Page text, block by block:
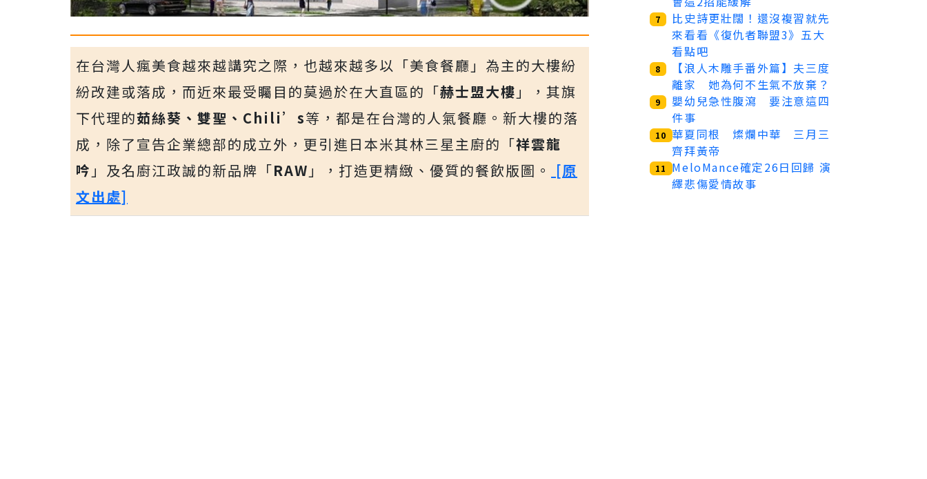
在台灣人瘋美食越來越講究之際，也越來越多以「美食餐廳」為主的大樓紛
紛改建或落成，而近來最受矚目的莫過於在大直區的「赫士盟大樓 」，其旗
下代理的茹絲葵、雙聖、Chili’s等，都是在台灣的人氣餐廳。新大樓的落
成，除了宣告企業總部的成立外，更引進日本米其林三星主廚的「祥雲龍
吟 」及名廚江政誠的新品牌「RAW 」，打造更精緻、優質的餐飲版圖。
[原
文出處]
7
比史詩更壯闊！還沒複習就先
來看看《復仇者聯盟3》五大
看點吧
8
【浪人木雕手番外篇】夫三度
離家 她為何不生氣不放棄？
9
嬰幼兒急性腹瀉 要注意這四
件事
10 華夏同根 燦爛中華 三月三
齊拜黃帝
11
MeloMance確定26日回歸 演
繹悲傷愛情故事